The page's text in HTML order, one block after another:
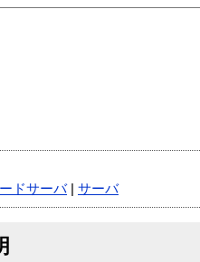
ドサーバ| サーバ